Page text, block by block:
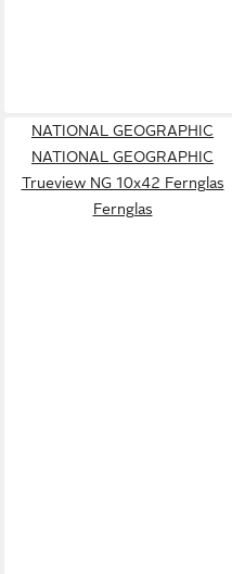
NATIONAL GEOGRAPHIC
NATIONAL GEOGRAPHIC
Trueview NG 10x42 Fernglas
Fernglas